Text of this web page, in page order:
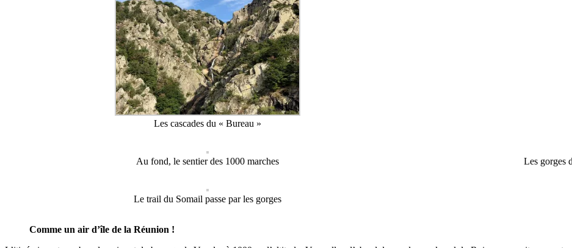
Les cascades du « Bureau »
Au fond, le sentier des 1000 marches Les gorges
Le trail du Somail passe par les gorges
Comme un air d’île de la Réunion !